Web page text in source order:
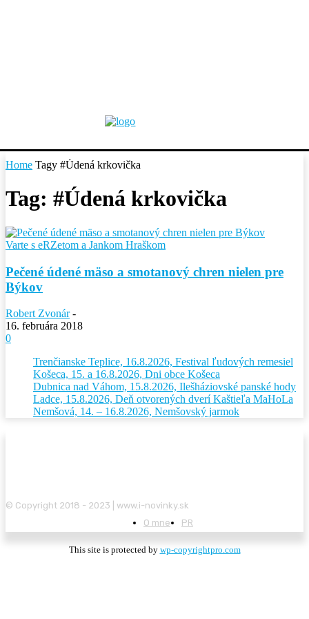
Home Tagy #Údená krkovička
Tag: #Údená krkovička
Varte s eRZetom a Jankom Hraškom
Pečené údené mäso a smotanový chren nielen pre
Býkov
Robert Zvonár -
16. februára 2018
0
Trenčianske Teplice, 16.8.2026, Festival ľudových remesiel
Košeca, 15. a 16.8.2026, Dni obce Košeca
Dubnica nad Váhom, 15.8.2026, Ilešháziovské panské hody
Ladce, 15.8.2026, Deň otvorených dverí Kaštieľa MaHoLa
Nemšová, 14. – 16.8.2026, Nemšovský jarmok
© Copyright 2018 - 2023 | www.i-novinky.sk
O mne
PR
This site is protected by wp-copyrightpro.com